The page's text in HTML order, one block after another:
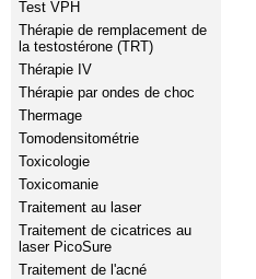
Test VPH
Thérapie de remplacement de
la testostérone (TRT)
Thérapie IV
Thérapie par ondes de choc
Thermage
Tomodensitométrie
Toxicologie
Toxicomanie
Traitement au laser
Traitement de cicatrices au
laser PicoSure
Traitement de l'acné